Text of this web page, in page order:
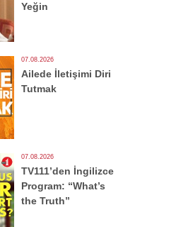
Yeğin
07.08.2026
Ailede İletişimi Diri
Tutmak
07.08.2026
TV111’den İngilizce
Program: “What’s
the Truth”